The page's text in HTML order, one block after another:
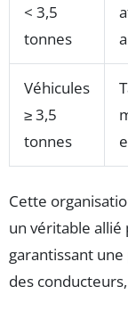
< 3,5
tonnes
Véhicules
≥ 3,5
tonnes
Cette
un véritable
garantissant
des